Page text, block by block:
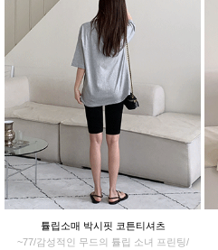
튤립소매 박시핏 코튼티셔츠
~77/감성적인 무드의 튤립 소녀 프린팅/